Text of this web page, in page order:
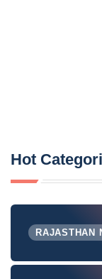
Hot
RAJASTHAN